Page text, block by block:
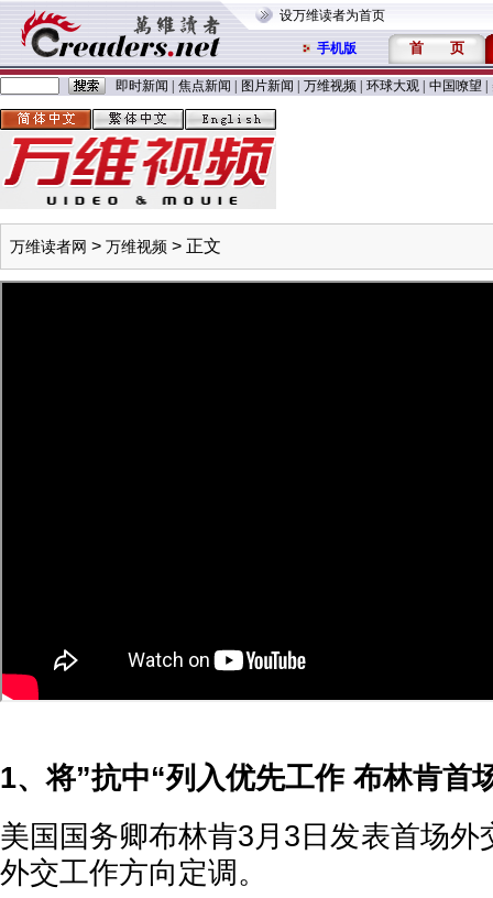
设万维读者为首页
手机版 首 页
即时新闻 焦点新闻 图片新闻 万维视频 环球大观 中国嘹望
万维读者网 > 万维视频 > 正文
1、将”抗中“列入优先工作 布林肯首
美国国务卿布林肯3月3日发表首场外
外交工作方向定调。